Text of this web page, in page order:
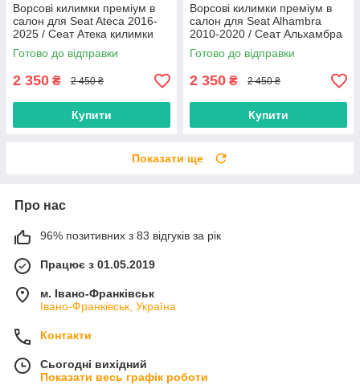
Ворсові килимки преміум в
салон для Seat Ateca 2016-
2025 / Сеат Атека килимки
Готово до відправки
2 350 ₴ 2 450 ₴
Купити
Ворсові килимки преміум в
салон для Seat Alhambra
2010-2020 / Сеат Альхамбра
килимки
Готово до відправки
2 350 ₴ 2 450 ₴
Купити
Показати ще
Про нас
96% позитивних з 83 відгуків за рік
Працює з 01.05.2019
м. Івано-Франківськ
Івано-Франківськ, Україна
Контакти
Сьогодні вихідний
Показати весь графік роботи